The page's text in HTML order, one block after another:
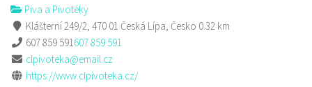
Piva a Pivotéky
Klášterní 249/2, 470 01 Česká Lípa, Česko 0.32 km
607 859 591607 859 591
clpivoteka@email.cz
https://www.clpivoteka.cz/